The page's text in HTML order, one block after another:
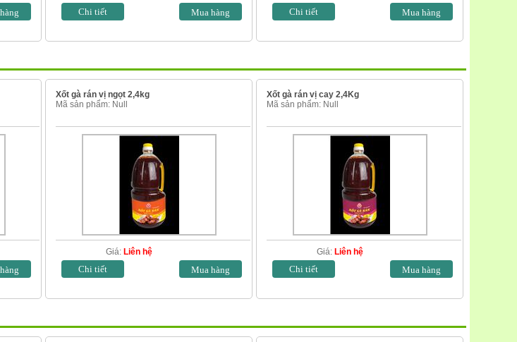
Chi tiết Chi tiết
Xốt gà rán vị ngọt 2,4kg
Mã sản phẩm: Null
Giá: Liên hệ
Chi tiết
Xốt gà rán vị cay 2,4Kg
Mã sản phẩm: Null
Giá: Liên hệ
Chi tiết